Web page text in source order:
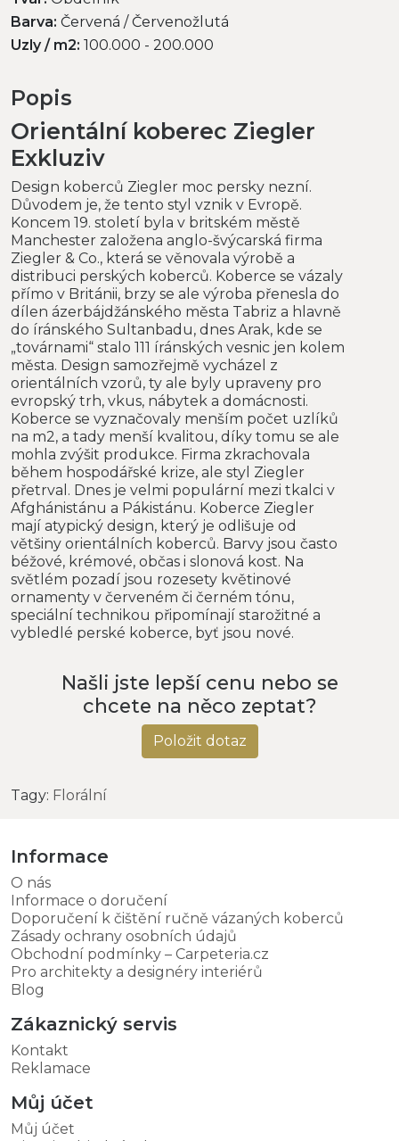
Barva: Červená / Červenožlutá
Uzly / m2: 100.000 - 200.000
Popis
Orientální koberec Ziegler
Exkluziv
Design koberců Ziegler moc persky nezní.
Důvodem je, že tento styl vznik v Evropě.
Koncem 19. století byla v britském městě
Manchester založena anglo-švýcarská firma
Ziegler & Co., která se věnovala výrobě a
distribuci perských koberců. Koberce se vázaly
přímo v Británii, brzy se ale výroba přenesla do
dílen ázerbájdžánského města Tabriz a hlavně
do íránského Sultanbadu, dnes Arak, kde se
„továrnami“ stalo 111 íránských vesnic jen kolem
města. Design samozřejmě vycházel z
orientálních vzorů, ty ale byly upraveny pro
evropský trh, vkus, nábytek a domácnosti.
Koberce se vyznačovaly menším počet uzlíků
na m2, a tady menší kvalitou, díky tomu se ale
mohla zvýšit produkce. Firma zkrachovala
během hospodářské krize, ale styl Ziegler
přetrval. Dnes je velmi populární mezi tkalci v
Afghánistánu a Pákistánu. Koberce Ziegler
mají atypický design, který je odlišuje od
většiny orientálních koberců. Barvy jsou často
béžové, krémové, občas i slonová kost. Na
světlém pozadí jsou rozesety květinové
ornamenty v červeném či černém tónu,
speciální technikou připomínají starožitné a
vybledlé perské koberce, byť jsou nové.
Našli jste lepší cenu nebo se
chcete na něco zeptat?
Položit dotaz
Tagy: Florální
Informace
O nás
Informace o doručení
Doporučení k čištění ručně vázaných koberců
Zásady ochrany osobních údajů
Obchodní podmínky – Carpeteria.cz
Pro architekty a designéry interiérů
Blog
Zákaznický servis
Kontakt
Reklamace
Můj účet
Můj účet